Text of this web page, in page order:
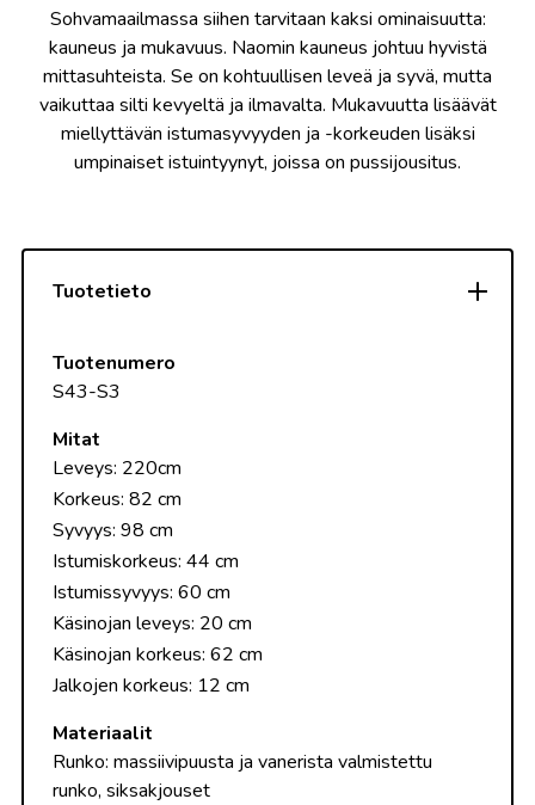
Sohvamaailmassa siihen tarvitaan kaksi ominaisuutta:
kauneus ja mukavuus. Naomin kauneus johtuu hyvistä
mittasuhteista. Se on kohtuullisen leveä ja syvä, mutta
vaikuttaa silti kevyeltä ja ilmavalta. Mukavuutta lisäävät
miellyttävän istumasyvyyden ja -korkeuden lisäksi
umpinaiset istuintyynyt, joissa on pussijousitus.
Tuotetieto
Tuotenumero
S43-S3
Mitat
Leveys: 220cm
Korkeus: 82 cm
Syvyys: 98 cm
Istumiskorkeus: 44 cm
Istumissyvyys: 60 cm
Käsinojan leveys: 20 cm
Käsinojan korkeus: 62 cm
Jalkojen korkeus: 12 cm
Materiaalit
Runko: massiivipuusta ja vanerista valmistettu
runko, siksakjouset